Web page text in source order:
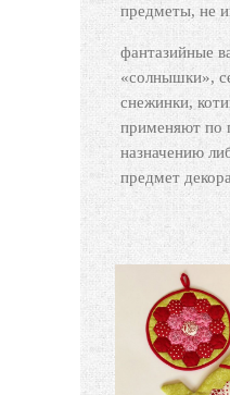
предметы, не
фантазийные
«солнышки»,
снежинки,
применяют по
назначению
предмет